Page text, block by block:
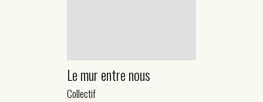
Le mur entre nous
Collectif